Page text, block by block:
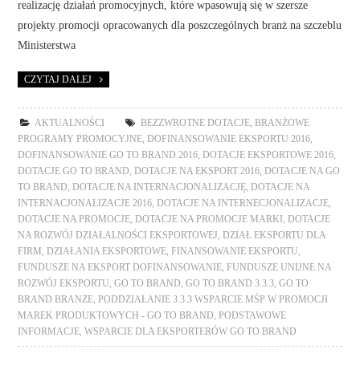
realizację działań promocyjnych, które wpasowują się w szersze
projekty promocji opracowanych dla poszczególnych branż na szczeblu
Ministerstwa
CZYTAJ DALEJ
AKTUALNOŚCI BEZZWROTNE DOTACJE ,BRANŻOWE
PROGRAMY PROMOCYJNE ,DOFINANSOWANIE EKSPORTU 2016
DOFINANSOWANIE GO TO BRAND 2016 ,DOTACJE EKSPORTOWE 2016
DOTACJE GO TO BRAND ,DOTACJE NA EKSPORT 2016 ,DOTACJE NA GO
TO BRAND ,DOTACJE NA INTERNACJONALIZACJĘ ,DOTACJE NA
INTERNACJONALIZACJE 2016 ,DOTACJE NA INTERNECJONALIZACJE
DOTACJE NA PROMOCJE ,DOTACJE NA PROMOCJE MARKI ,DOTACJE
NA ROZWÓJ DZIAŁALNOŚCI EKSPORTOWEJ ,DZIAŁ EKSPORTU DLA
FIRM ,DZIAŁANIA EKSPORTOWE ,FINANSOWANIE EKSPORTU
FUNDUSZE NA EKSPORT DOFINANSOWANIE ,FUNDUSZE UNIJNE NA
ROZWÓJ EKSPORTU ,GO TO BRAND ,GO TO BRAND 3.3.3 ,GO TO
BRAND BRANŻE ,PODDZIAŁANIE 3.3.3 WSPARCIE MŚP W PROMOCJI
MAREK PRODUKTOWYCH - GO TO BRAND ,PODSTAWOWE
INFORMACJE ,WSPARCIE DLA EKSPORTERÓW GO TO BRAND